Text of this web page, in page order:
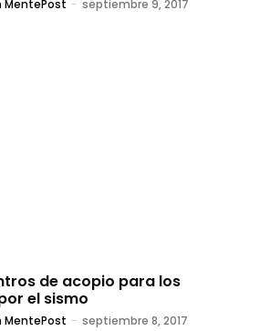
MentePost - septiembre 9, 2017
de acopio para los
el sismo
MentePost - septiembre 8, 2017